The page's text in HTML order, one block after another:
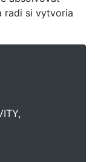
radi si vytvoria